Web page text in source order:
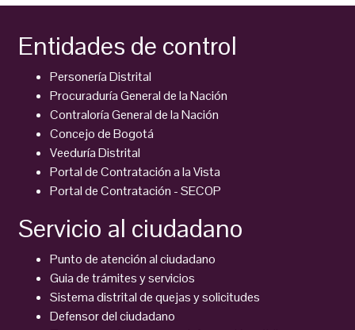
Entidades de control
Personería Distrital
Procuraduría General de la Nación
Contraloría General de la Nación
Concejo de Bogotá
Veeduría Distrital
Portal de Contratación a la Vista
Portal de Contratación - SECOP
Servicio al ciudadano
Punto de atención al ciudadano
Guia de trámites y servicios
Sistema distrital de quejas y solicitudes
Defensor del ciudadano